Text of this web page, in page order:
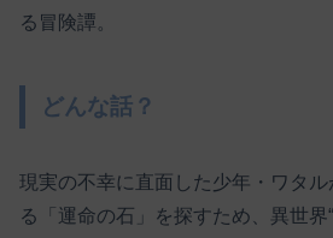
る冒険譚。
どんな話？
現実の不幸に直面した少年・ワタル
る「運命の石」を探すため、異世界